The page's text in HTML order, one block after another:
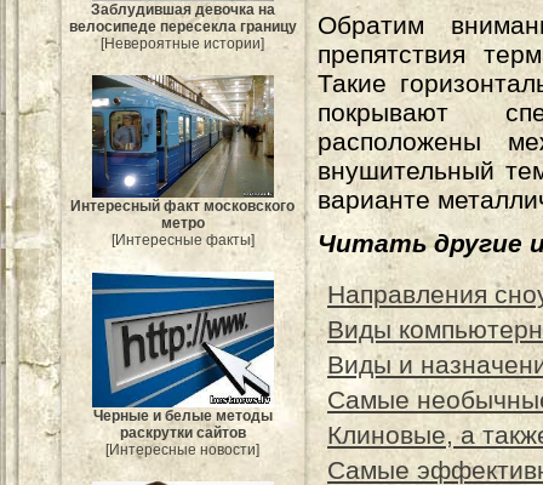
Заблудившая девочка на
велосипеде пересекла границу
[Невероятные истории]
Интересный факт московского
метро
[Интересные факты]
Черные и белые методы
раскрутки сайтов
[Интересные новости]
Обратим
препятствия
Такие
покрывают
расположены
внушительный
варианте
Читать другие
Направления
Виды
Виды и
Самые
Клиновые, а
Самые